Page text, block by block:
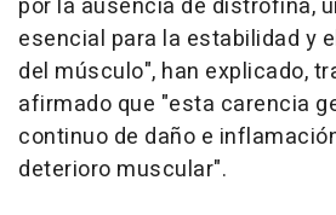
por la ausencia de distrofina,
esencial para la estabilidad y
del músculo", han explicado,
afirmado que "esta carencia
continuo de daño e
deterioro muscular".